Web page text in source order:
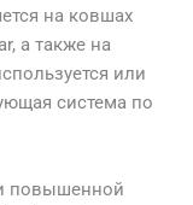
на ковшах
а также на
или
система по
повышенной